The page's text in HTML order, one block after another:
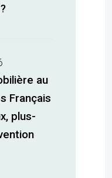
au
Français
plus-